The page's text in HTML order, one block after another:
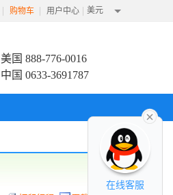
| 购物车 | 用户中心 | 美元
美国 888-776-0016
中国 0633-3691787
在线客服